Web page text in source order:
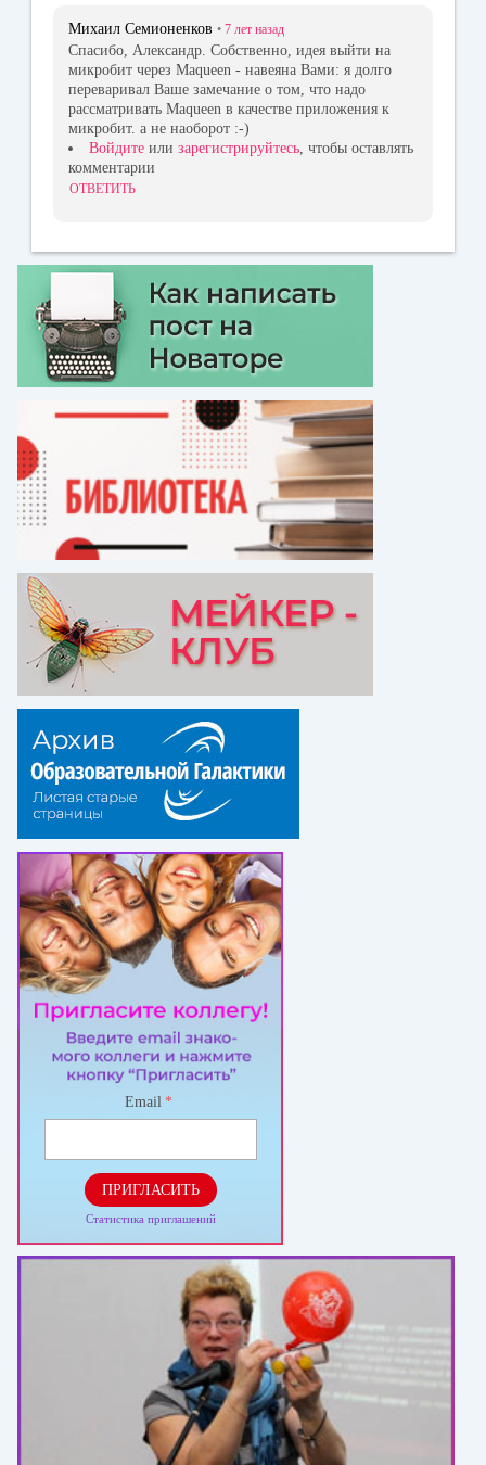
Михаил Семионенков • 7 лет назад
Спасибо, Александр. Собственно, идея выйти на
микробит через Maqueen - навеяна Вами: я долго
переваривал Ваше замечание о том, что надо
рассматривать Maqueen в качестве приложения к
микробит. а не наоборот :-)
Войдите или зарегистрируйтесь, чтобы оставлять
комментарии
ОТВЕТИТЬ
Email *
ПРИГЛАСИТЬ
Статистика приглашений